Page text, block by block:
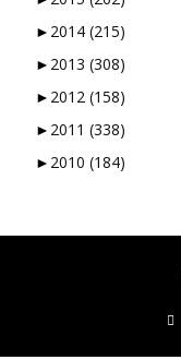
► 2014 (215)
► 2013 (308)
► 2012 (158)
► 2011 (338)
► 2010 (184)